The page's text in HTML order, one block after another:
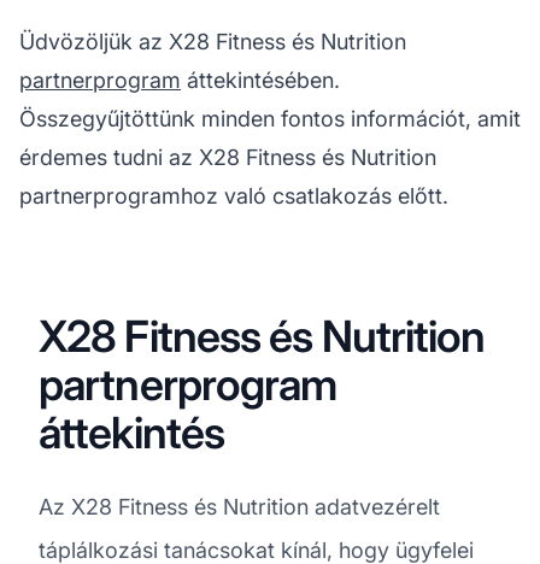
Üdvözöljük az X28 Fitness és Nutrition
partnerprogram áttekintésében.
Összegyűjtöttünk minden fontos információt, amit
érdemes tudni az X28 Fitness és Nutrition
partnerprogramhoz való csatlakozás előtt.
X28 Fitness és Nutrition
partnerprogram
áttekintés
Az X28 Fitness és Nutrition adatvezérelt
táplálkozási tanácsokat kínál, hogy ügyfelei